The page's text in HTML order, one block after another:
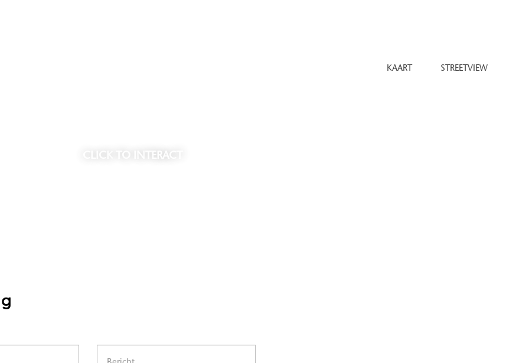
KAART STREETVIEW
TO INTERACT